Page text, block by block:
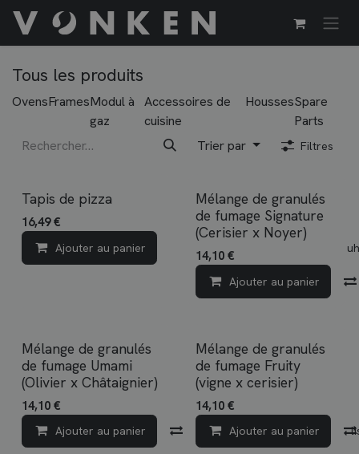
Se rendre au contenu
Tous les produits
OvensFramesModul à
gaz
Accessoires de
cuisine
HoussesSpare
Parts
Trier par
Filtres
Tapis de pizza
16,49€
Ajouter au panier Ajouter à la liste de
Mélange de granulés
de fumage Signature
(Cerisier x Noyer)
14,10€
Ajouter au panier
Mélange de granulés
de fumage Umami
(Olivier x Châtaignier)
14,10 €
Ajouter au panier Compare Ajouter à la
Mélange de granulés
de fumage Fruity
(vigne x cerisier)
14,10€
Ajouter au panier